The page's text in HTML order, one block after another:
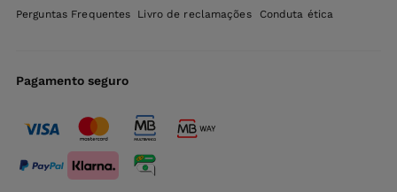
Perguntas Frequentes
Livro de reclamações
Conduta ética
Pagamento seguro